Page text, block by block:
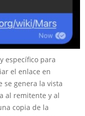
específico para
el enlace en
se genera la vista
al remitente y al
copia de la